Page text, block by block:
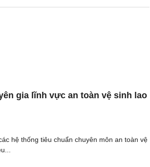
gia lĩnh vực an toàn vệ sinh lao
hệ thống tiêu chuẩn chuyên môn an toàn vệ